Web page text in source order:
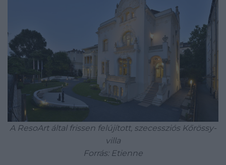
A ResoArt által frissen felújított, szecessziós Kőrössy-
villa
Forrás: Etienne